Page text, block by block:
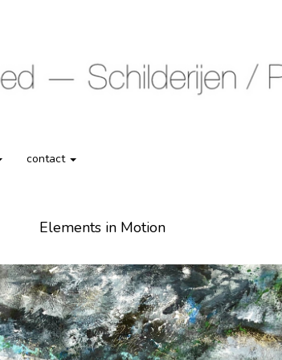
contact
Elements in Motion